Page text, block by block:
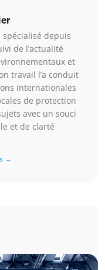
depuis
de l’actualité
et
travail l’a conduit
internationales
de protection
avec un souci
et de clarté
→